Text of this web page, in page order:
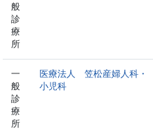
般
診
療
所
一
般
診
療
所
医療法人 笠松産婦人科・
小児科